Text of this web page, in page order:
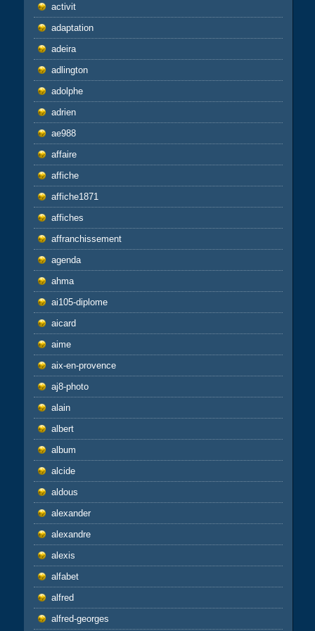
activit
adaptation
adeira
adlington
adolphe
adrien
ae988
affaire
affiche
affiche1871
affiches
affranchissement
agenda
ahma
ai105-diplome
aicard
aime
aix-en-provence
aj8-photo
alain
albert
album
alcide
aldous
alexander
alexandre
alexis
alfabet
alfred
alfred-georges